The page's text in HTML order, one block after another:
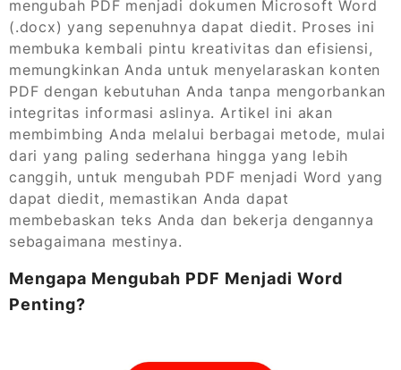
mengubah PDF menjadi dokumen Microsoft Word
(.docx) yang sepenuhnya dapat diedit. Proses ini
membuka kembali pintu kreativitas dan efisiensi,
memungkinkan Anda untuk menyelaraskan konten
PDF dengan kebutuhan Anda tanpa mengorbankan
integritas informasi aslinya. Artikel ini akan
membimbing Anda melalui berbagai metode, mulai
dari yang paling sederhana hingga yang lebih
canggih, untuk mengubah PDF menjadi Word yang
dapat diedit, memastikan Anda dapat
membebaskan teks Anda dan bekerja dengannya
sebagaimana mestinya.
Mengapa Mengubah PDF Menjadi Word
Penting?